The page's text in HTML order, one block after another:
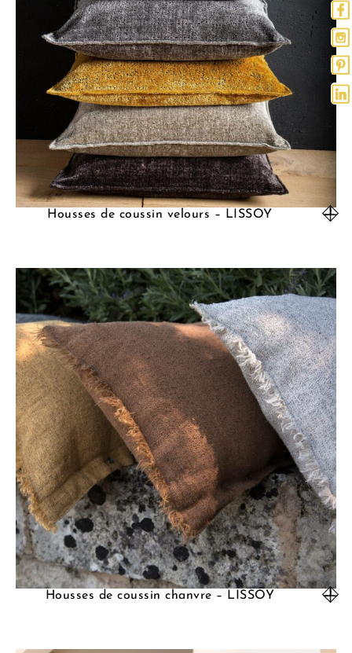
Housses de coussin velours – LISSOY
Housses de coussin chanvre – LISSOY